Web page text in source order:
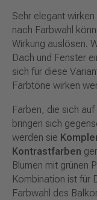
Sehr elegant wirken
nach Farbwahl
Wirkung auslösen.
Dach und Fenster
sich für diese
Farbtöne wirken
Farben, die sich
bringen sich
werden sie
Kontrastfarben
Blumen mit grünen
Kombination ist für
Farbwahl des